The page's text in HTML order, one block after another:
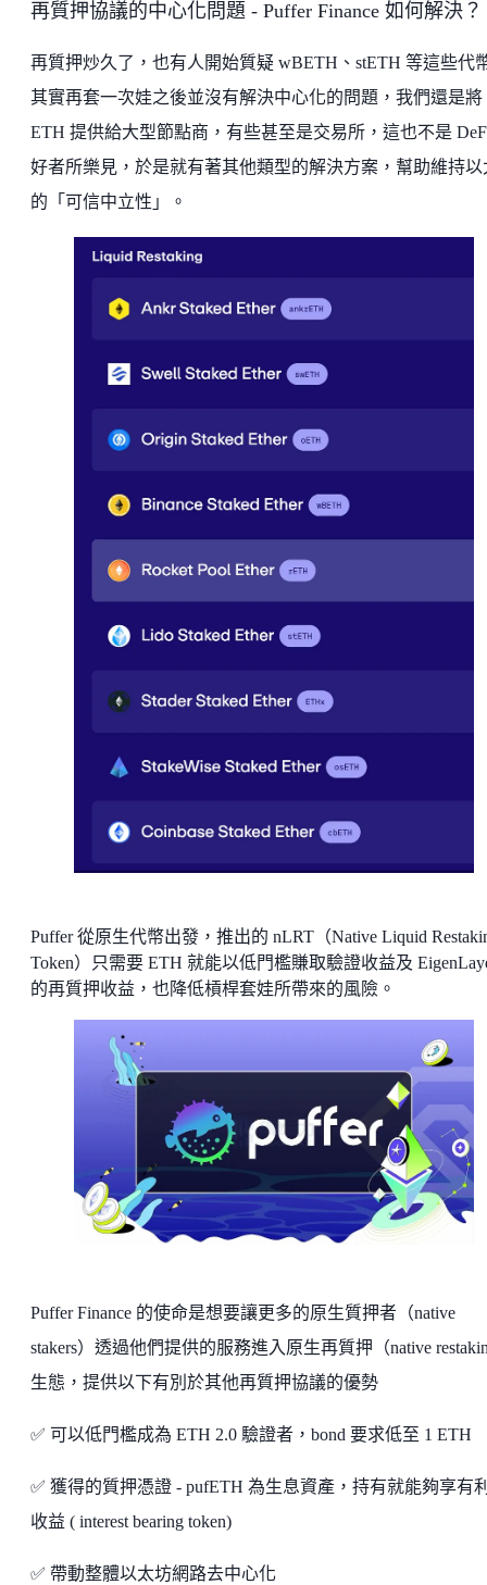
再質押協議的中心化問題 - Puffer Finance 如何解決？
再質押炒久了，也有人開始質疑 wBETH、stETH 等這些代
其實再套一次娃之後並沒有解決中心化的問題，我們還是將
ETH 提供給大型節點商，有些甚至是交易所，這也不是
好者所樂見，於是就有著其他類型的解決方案，幫助維持以
的「可信中立性」。
Puffer 從原生代幣出發，推出的 nLRT（Native Liquid
Token）只需要 ETH 就能以低門檻賺取驗證收益及
的再質押收益，也降低槓桿套娃所帶來的風險。
Puffer Finance 的使命是想要讓更多的原生質押者（native
stakers）透過他們提供的服務進入原生再質押（native
生態，提供以下有別於其他再質押協議的優勢
✅ 可以低門檻成為 ETH 2.0 驗證者，bond 要求低至 1 ETH
✅ 獲得的質押憑證 - pufETH 為生息資產，持有就能夠享有
收益 ( interest bearing token)
✅ 帶動整體以太坊網路去中心化